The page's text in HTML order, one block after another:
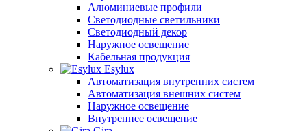
Алюминиевые профили
Светодиодные светильники
Светодиодный декор
Наружное освещение
Кабельная продукция
Esylux
Автоматизация внутренних систем
Автоматизация внешних систем
Наружное освещение
Внутреннее освещение